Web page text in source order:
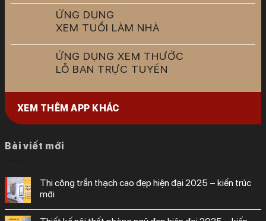
ỨNG DỤNG
XEM TUỔI LÀM NHÀ
ỨNG DỤNG XEM THƯỚC
LỖ BAN TRỰC TUYẾN
XEM THÊM APP KHÁC
Bài viết mới
thi công trần thạch cao đẹp hiện đại 2025 – kiến trúc
mới